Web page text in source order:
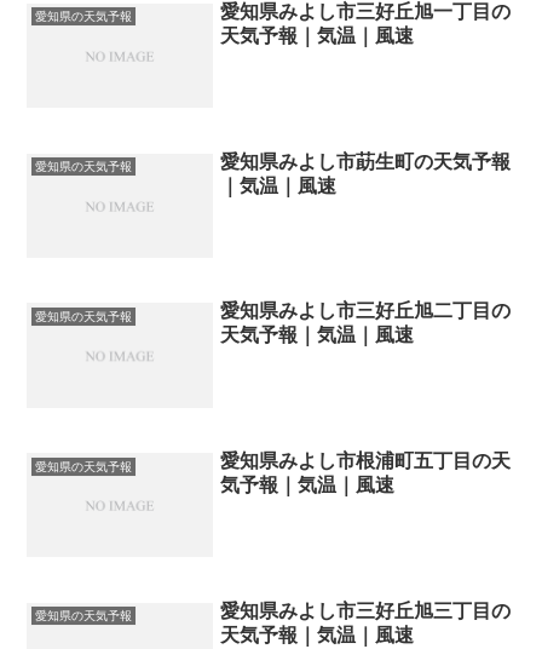
愛知県の天気予報
愛知県みよし市三好丘旭一丁目の
天気予報｜気温｜風速
愛知県の天気予報
愛知県みよし市莇生町の天気予報
｜気温｜風速
愛知県の天気予報
愛知県みよし市三好丘旭二丁目の
天気予報｜気温｜風速
愛知県の天気予報
愛知県みよし市根浦町五丁目の天
気予報｜気温｜風速
愛知県の天気予報
愛知県みよし市三好丘旭三丁目の
天気予報｜気温｜風速